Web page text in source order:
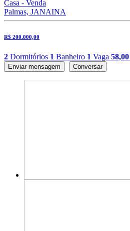
Casa - Venda
Palmas, JANAINA
R$ 200.000,00
2 Dormitórios 1 Banheiro 1 Vaga 58,00
Enviar mensagem Conversar